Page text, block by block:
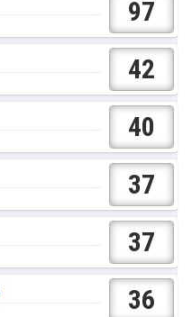
97
42
40
37
37
36